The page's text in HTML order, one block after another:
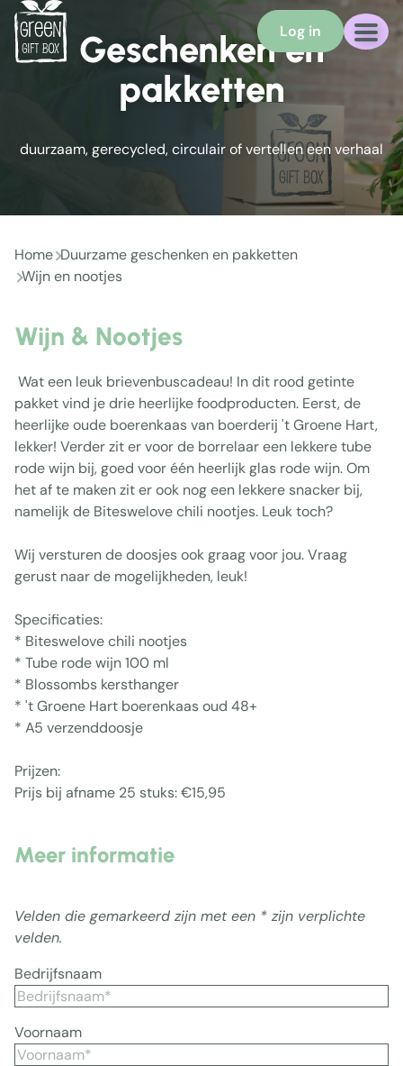
Log in
Geschenken en
pakketten
duurzaam, gerecycled, circulair of vertellen een verhaal
Home Duurzame geschenken en pakketten
Wijn en nootjes
Wijn & Nootjes
Wat een leuk brievenbuscadeau! In dit rood getinte
pakket vind je drie heerlijke foodproducten. Eerst, de
heerlijke oude boerenkaas van boerderij 't Groene Hart,
lekker! Verder zit er voor de borrelaar een lekkere tube
rode wijn bij, goed voor één heerlijk glas rode wijn. Om
het af te maken zit er ook nog een lekkere snacker bij,
namelijk de Biteswelove chili nootjes. Leuk toch?
Wij versturen de doosjes ook graag voor jou. Vraag
gerust naar de mogelijkheden, leuk!
Specificaties:
* Biteswelove chili nootjes
* Tube rode wijn 100 ml
* Blossombs kersthanger
* 't Groene Hart boerenkaas oud 48+
* A5 verzenddoosje
Prijzen:
Prijs bij afname 25 stuks: €15,95
Meer informatie
Velden die gemarkeerd zijn met een * zijn verplichte
velden.
Bedrijfsnaam
Voornaam